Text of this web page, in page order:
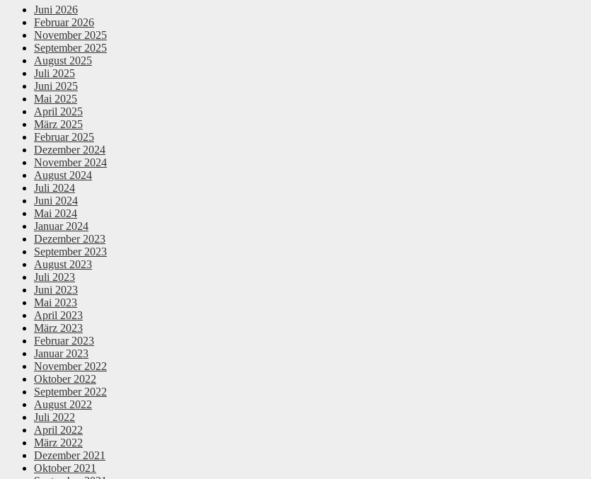
Juni 2026
Februar 2026
November 2025
September 2025
August 2025
Juli 2025
Juni 2025
Mai 2025
April 2025
März 2025
Februar 2025
Dezember 2024
November 2024
August 2024
Juli 2024
Juni 2024
Mai 2024
Januar 2024
Dezember 2023
September 2023
August 2023
Juli 2023
Juni 2023
Mai 2023
April 2023
März 2023
Februar 2023
Januar 2023
November 2022
Oktober 2022
September 2022
August 2022
Juli 2022
April 2022
März 2022
Dezember 2021
Oktober 2021